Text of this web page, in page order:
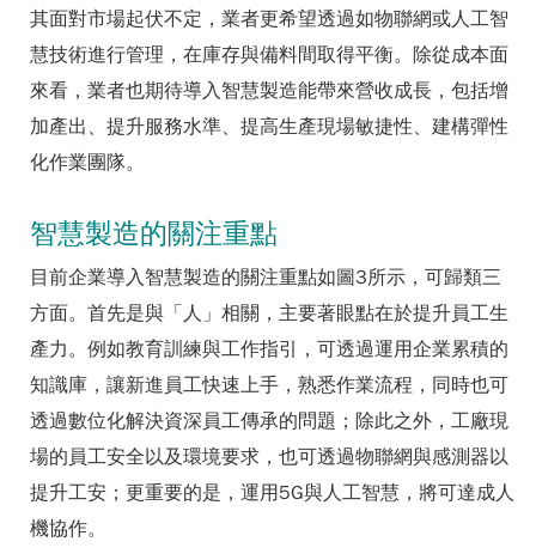
其面對市場起伏不定，業者更希望透過如物聯網或人工智
慧技術進行管理，在庫存與備料間取得平衡。除從成本面
來看，業者也期待導入智慧製造能帶來營收成長，包括增
加產出、提升服務水準、提高生產現場敏捷性、建構彈性
化作業團隊。
智慧製造的關注重點
目前企業導入智慧製造的關注重點如圖3所示，可歸類三
方面。首先是與「人」相關，主要著眼點在於提升員工生
產力。例如教育訓練與工作指引，可透過運用企業累積的
知識庫，讓新進員工快速上手，熟悉作業流程，同時也可
透過數位化解決資深員工傳承的問題；除此之外，工廠現
場的員工安全以及環境要求，也可透過物聯網與感測器以
提升工安；更重要的是，運用5G與人工智慧，將可達成人
機協作。